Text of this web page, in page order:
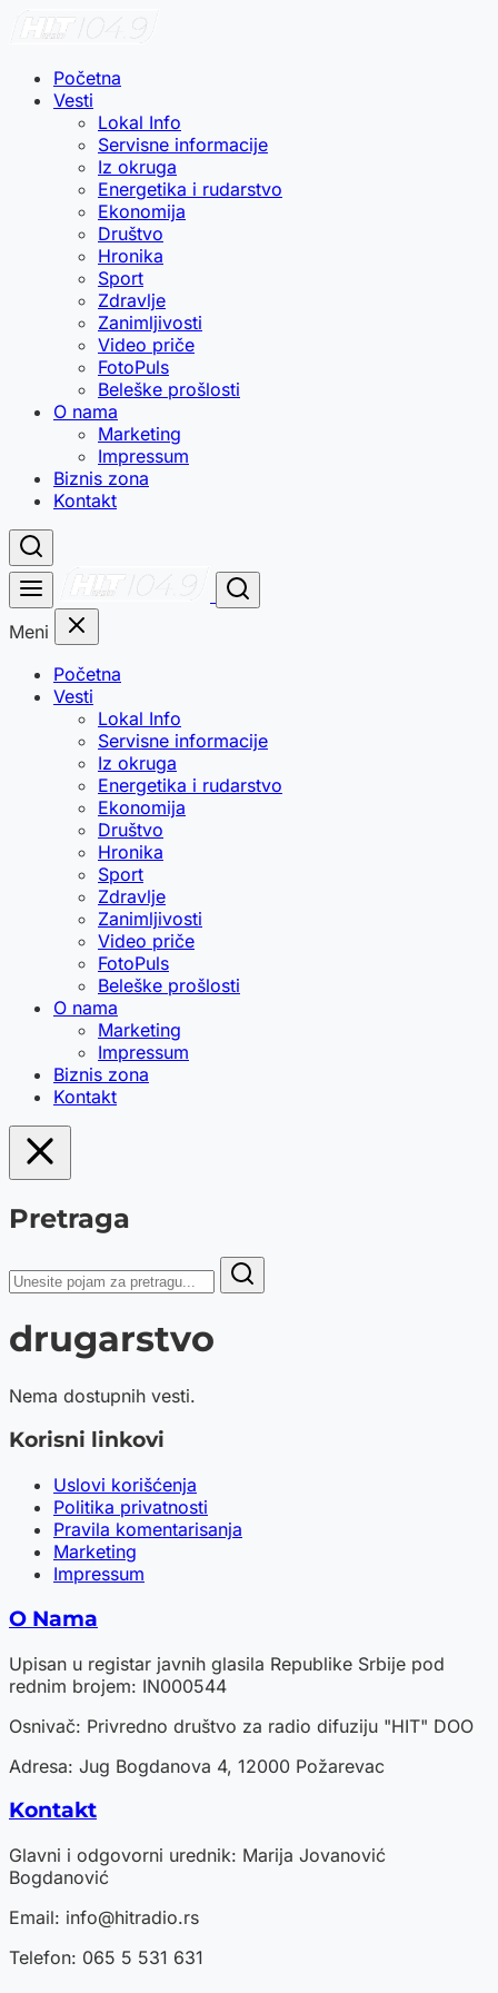
Početna
Vesti
Lokal Info
Servisne informacije
Iz okruga
Energetika i rudarstvo
Ekonomija
Društvo
Hronika
Sport
Zdravlje
Zanimljivosti
Video priče
FotoPuls
Beleške prošlosti
O nama
Marketing
Impressum
Biznis zona
Kontakt
Meni
Početna
Vesti
Lokal Info
Servisne informacije
Iz okruga
Energetika i rudarstvo
Ekonomija
Društvo
Hronika
Sport
Zdravlje
Zanimljivosti
Video priče
FotoPuls
Beleške prošlosti
O nama
Marketing
Impressum
Biznis zona
Kontakt
Pretraga
drugarstvo
Nema dostupnih vesti.
Korisni linkovi
Uslovi korišćenja
Politika privatnosti
Pravila komentarisanja
Marketing
Impressum
O Nama
Upisan u registar javnih glasila Republike Srbije pod
rednim brojem: IN000544
Osnivač: Privredno društvo za radio difuziju "HIT" DOO
Adresa: Jug Bogdanova 4, 12000 Požarevac
Kontakt
Glavni i odgovorni urednik: Marija Jovanović
Bogdanović
Email: info@hitradio.rs
Telefon: 065 5 531 631